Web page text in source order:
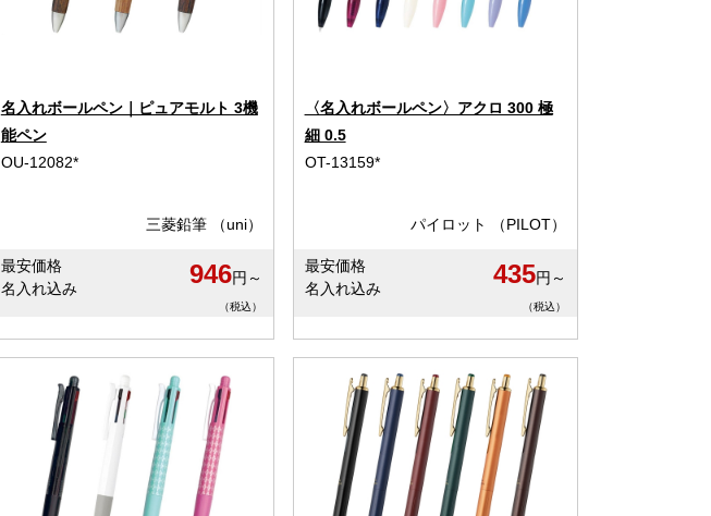
名入れボールペン｜ピュアモルト 3機
能ペン
OU-12082*
三菱鉛筆 （uni）
最安価格
名入れ込み
946円～
（税込）
〈名入れボールペン〉アクロ 300 極
細 0.5
OT-13159*
パイロット （PILOT）
最安価格
名入れ込み
435円～
（税込）